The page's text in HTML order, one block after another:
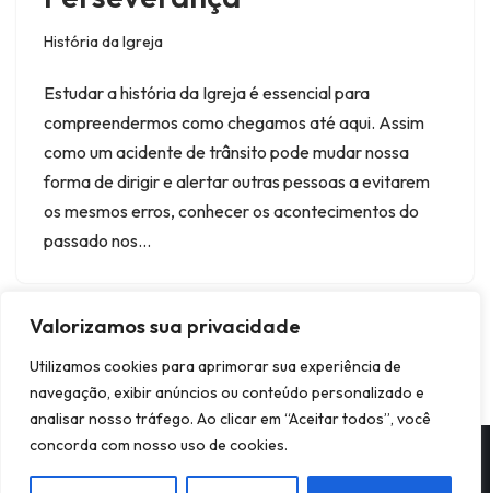
Valorizamos sua privacidade
Utilizamos cookies para aprimorar sua experiência de
navegação, exibir anúncios ou conteúdo personalizado e
analisar nosso tráfego. Ao clicar em “Aceitar todos”, você
concorda com nosso uso de cookies.
História da Igreja
Estudar a história da Igreja é essencial para
compreendermos como chegamos até aqui. Assim
como um acidente de trânsito pode mudar nossa
forma de dirigir e alertar outras pessoas a evitarem
os mesmos erros, conhecer os acontecimentos do
passado nos…
Neve| Movido aWordPress